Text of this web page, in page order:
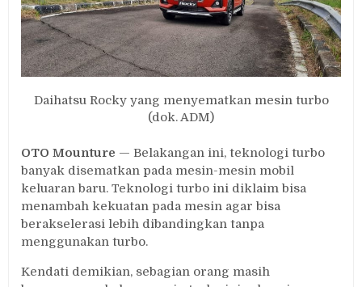
Daihatsu Rocky yang menyematkan mesin turbo
(dok. ADM)
OTO Mounture — Belakangan ini, teknologi turbo
banyak disematkan pada mesin-mesin mobil
keluaran baru. Teknologi turbo ini diklaim bisa
menambah kekuatan pada mesin agar bisa
berakselerasi lebih dibandingkan tanpa
menggunakan turbo.
Kendati demikian, sebagian orang masih